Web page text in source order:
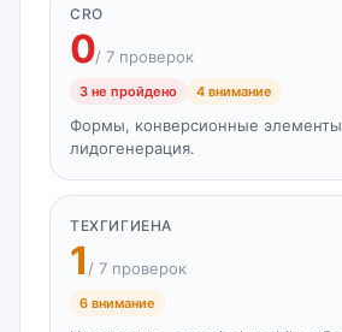
CRO
0/ 7 проверок
3 не пройдено 4 внимание
Формы, конверсионные
лидогенерация.
ТЕХГИГИЕНА
1 / 7 проверок
6 внимание